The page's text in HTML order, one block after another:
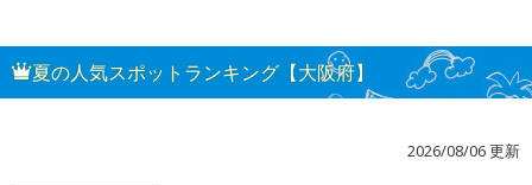
夏の人気スポットランキング【大阪府】
2026/08/06 更新